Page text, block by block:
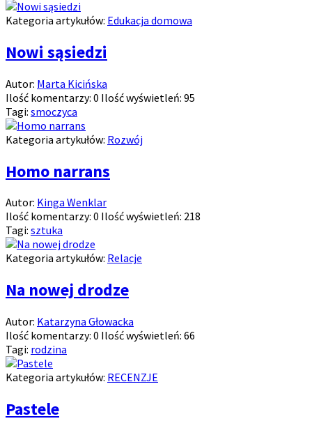
Kategoria artykułów: Edukacja domowa
Nowi sąsiedzi
Autor: Marta Kicińska
Ilość komentarzy: 0 Ilość wyświetleń: 95
Tagi: smoczyca
Kategoria artykułów: Rozwój
Homo narrans
Autor: Kinga Wenklar
Ilość komentarzy: 0 Ilość wyświetleń: 218
Tagi: sztuka
Kategoria artykułów: Relacje
Na nowej drodze
Autor: Katarzyna Głowacka
Ilość komentarzy: 0 Ilość wyświetleń: 66
Tagi: rodzina
Kategoria artykułów: RECENZJE
Pastele